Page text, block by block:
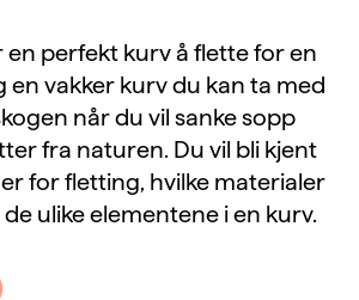
en perfekt kurv å flette for en
en vakker kurv du kan ta med
når du vil sanke sopp
fra naturen. Du vil bli kjent
for fletting, hvilke materialer
ulike elementene i en kurv.